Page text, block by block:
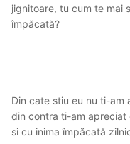
jignitoare, tu cum te mai
împăcată?
Din cate stiu eu nu ti-am
din contra ti-am apreciat
si cu inima împăcată